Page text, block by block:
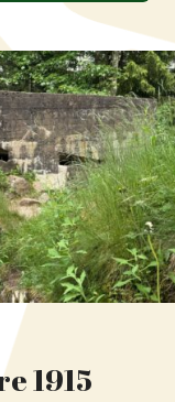
1915